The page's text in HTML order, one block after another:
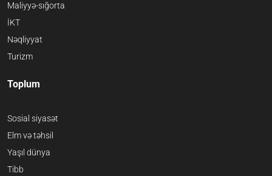
Maliyyə-sığorta
İKT
Nəqliyyat
Turizm
Toplum
Sosial siyasət
Elm və təhsil
Yaşıl dünya
Tibb